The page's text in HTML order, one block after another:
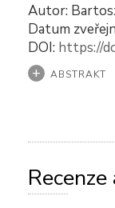
Autor:
Datum
DOI: https://
ABSTRAKT